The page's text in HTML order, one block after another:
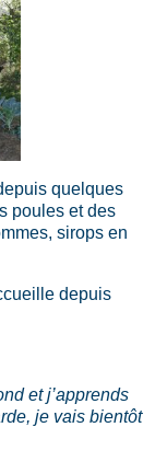
quelques
poules et des
sirops en
depuis
et j’apprends
je vais bientôt